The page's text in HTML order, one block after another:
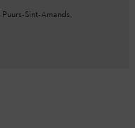
Puurs-Sint-Amands,